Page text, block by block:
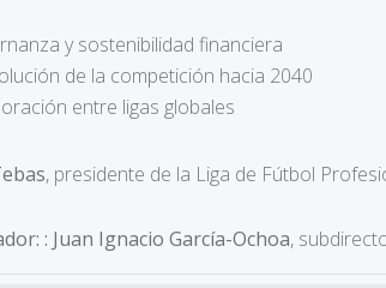
y sostenibilidad financiera
de la competición hacia 2040
entre ligas globales
, presidente de la Liga de Fútbol
: Juan Ignacio García-Ochoa,